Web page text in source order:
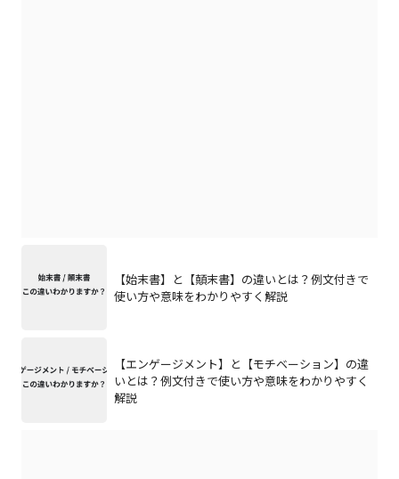
【始末書】と【顛末書】の違いとは？例文付きで
使い方や意味をわかりやすく解説
【エンゲージメント】と【モチベーション】の違
いとは？例文付きで使い方や意味をわかりやすく
解説